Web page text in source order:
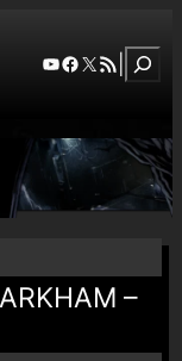
YouTube
Facebook
X RSS Feed
–